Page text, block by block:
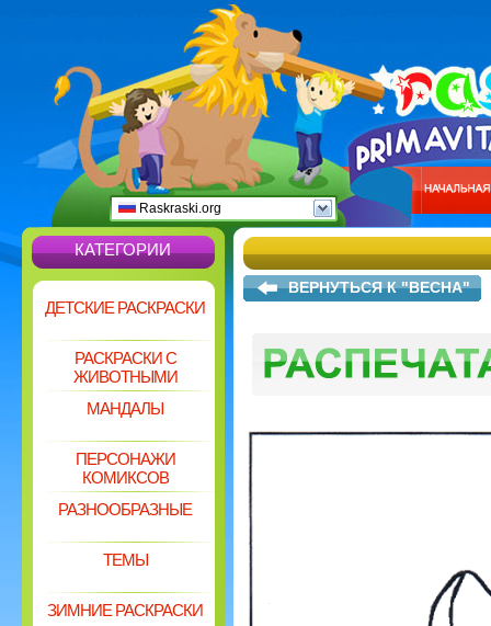
Raskraski.org
КАТЕГОРИИ
ДЕТСКИЕ РАСКРАСКИ
РАСКРАСКИ С
ЖИВОТНЫМИ
МАНДАЛЫ
ПЕРСОНАЖИ
КОМИКСОВ
РАЗНООБРАЗНЫЕ
ТЕМЫ
ЗИМНИЕ РАСКРАСКИ
ВЕРНУТЬСЯ К "ВЕСНА"